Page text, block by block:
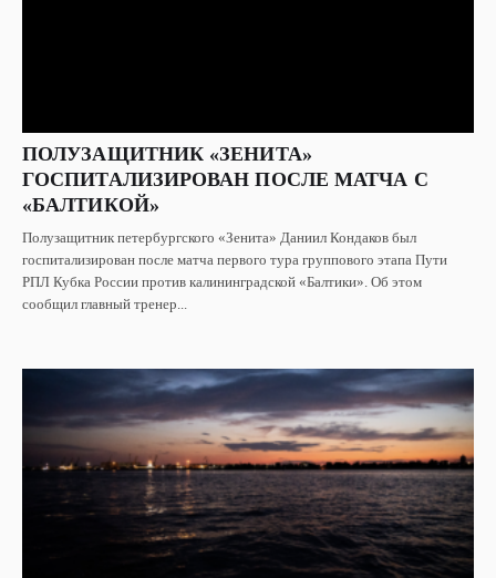
ПОЛУЗАЩИТНИК «ЗЕНИТА»
ГОСПИТАЛИЗИРОВАН ПОСЛЕ МАТЧА С
«БАЛТИКОЙ»
Полузащитник петербургского «Зенита» Даниил Кондаков был
госпитализирован после матча первого тура группового этапа Пути
РПЛ Кубка России против калининградской «Балтики». Об этом
сообщил главный тренер...